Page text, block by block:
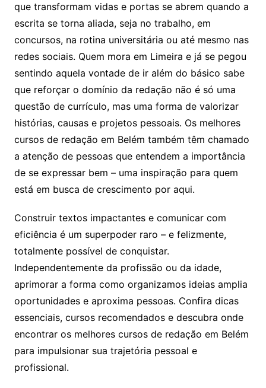
que transformam vidas e portas se abrem quando a
escrita se torna aliada, seja no trabalho, em
concursos, na rotina universitária ou até mesmo nas
redes sociais. Quem mora em Limeira e já se pegou
sentindo aquela vontade de ir além do básico sabe
que reforçar o domínio da redação não é só uma
questão de currículo, mas uma forma de valorizar
histórias, causas e projetos pessoais. Os melhores
cursos de redação em Belém também têm chamado
a atenção de pessoas que entendem a importância
de se expressar bem – uma inspiração para quem
está em busca de crescimento por aqui.
Construir textos impactantes e comunicar com
eficiência é um superpoder raro – e felizmente,
totalmente possível de conquistar.
Independentemente da profissão ou da idade,
aprimorar a forma como organizamos ideias amplia
oportunidades e aproxima pessoas. Confira dicas
essenciais, cursos recomendados e descubra onde
encontrar os melhores cursos de redação em Belém
para impulsionar sua trajetória pessoal e
profissional.